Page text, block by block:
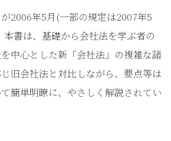
2006年5月(一部の規定は2007年5
本書は、基礎から会社法を学ぶ者の
中心とした新「会社法」の複雑な諸
旧会社法と対比しながら、要点等は
簡単明瞭に、やさしく解説されてい